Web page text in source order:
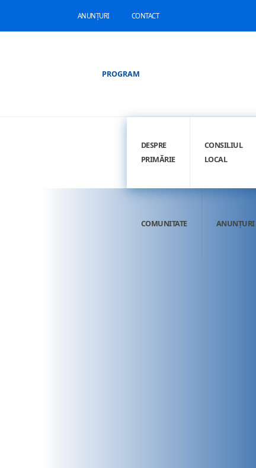
ANUNȚURI CONTACT
PROGRAM
DESPRE
PRIMĂRIE
CONSILIUL
LOCAL
COMUNITATE ANUNȚURI